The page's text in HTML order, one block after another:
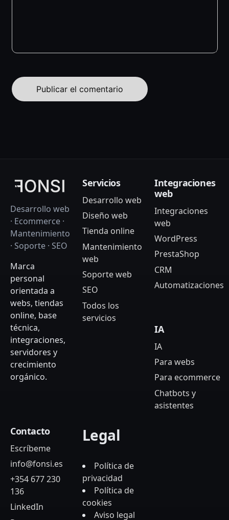
Desarrollo web
· Ecommerce ·
Mantenimiento
· Soporte · SEO
Marca
personal
orientada a
webs, tiendas
online, base
técnica,
integraciones,
servidores y
crecimiento
orgánico.
Servicios
Desarrollo web
Diseño web
Tienda online
Mantenimiento
web
Soporte web
SEO
Todos los
servicios
Integraciones
web
Integraciones
web
WordPress
PrestaShop
CRM
Automatizaciones
IA
IA
Para webs
Para ecommerce
Chatbots y
asistentes
Contacto
Escríbeme
info@fonsi.es
+354 677 230
136
LinkedIn
Legal
Política de
privacidad
Política de
cookies
Aviso legal